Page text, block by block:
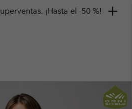
¡Hasta el -50 %!